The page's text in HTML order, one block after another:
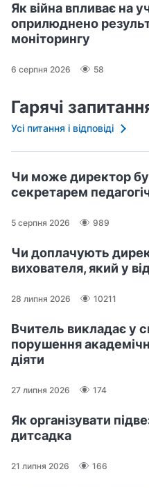
Як війна впливає на
оприлюднено
моніторингу
6 серпня 2026 58
Гарячі
Усі питання і відповіді
Чи може директор
секретарем
5 серпня 2026 989
Чи доплачують
вихователя, який у
28 липня 2026 10211
Вчитель викладає у
порушення
діяти
27 липня 2026 174
Як організувати
дитсадка
21 липня 2026 166